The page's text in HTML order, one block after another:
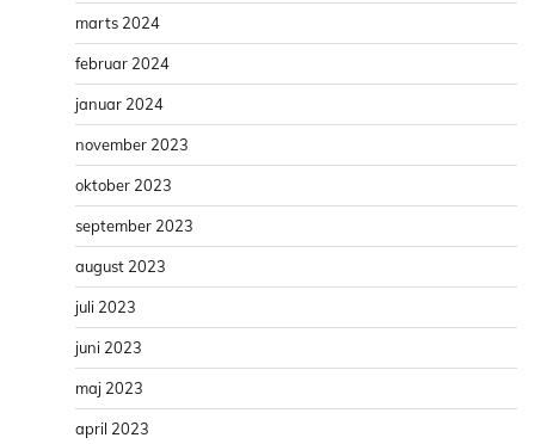
marts 2024
februar 2024
januar 2024
november 2023
oktober 2023
september 2023
august 2023
juli 2023
juni 2023
maj 2023
april 2023